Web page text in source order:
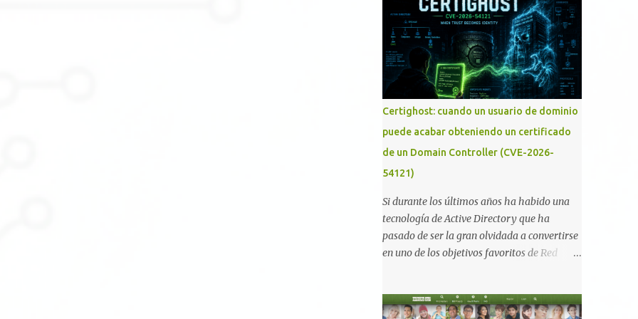
memoria RAM está disponible en el
smartphone o la tablet *#*#34971539#*#* :
Visualiza la información detallada d...
Certighost: cuando un usuario de dominio
puede acabar obteniendo un certificado
de un Domain Controller (CVE-2026-
54121)
Si durante los últimos años ha habido una
tecnología de Active Directory que ha
pasado de ser la gran olvidada a convertirse
en uno de los objetivos favoritos de Red
Desde la publicación de Certified Pre-Owned